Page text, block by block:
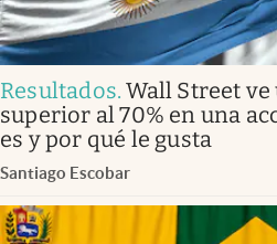
Resultados.Wall Street
superior al 70% en una
es y por qué le gusta
Santiago Escobar